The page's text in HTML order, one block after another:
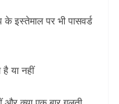
इस्तेमाल पर भी पासवर्ड
या नहीं